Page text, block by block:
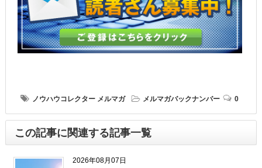
ノウハウコレクター メルマガ メルマガバックナンバー 0
この記事に関連する記事一覧
2026年08月07日